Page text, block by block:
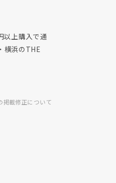
以上購入で通
横浜のTHE
掲載修正について